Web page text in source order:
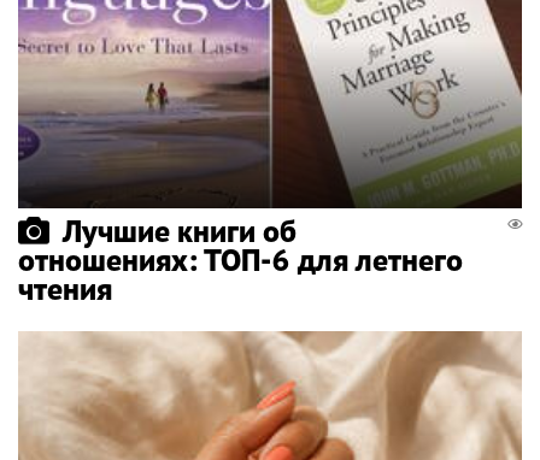
Лучшие книги об
отношениях: ТОП-6 для летнего
чтения